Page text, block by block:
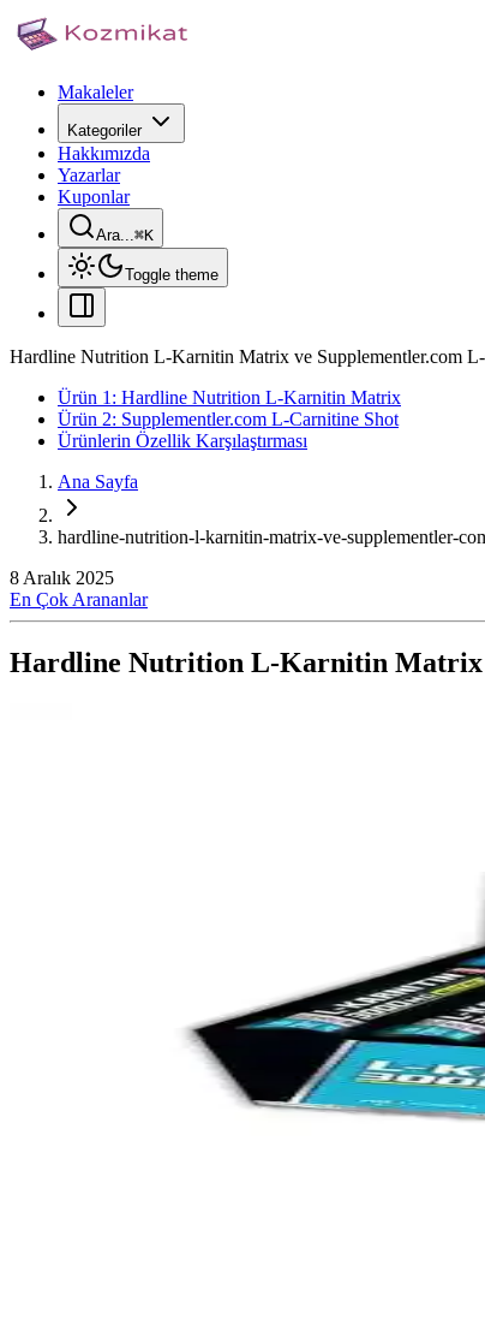
Makaleler
Kategoriler
Hakkımızda
Yazarlar
Kuponlar
Ara...⌘K
Toggle theme
Hardline Nutrition L-Karnitin Matrix ve Supplementler.com L-
Ürün 1: Hardline Nutrition L-Karnitin Matrix
Ürün 2: Supplementler.com L-Carnitine Shot
Ürünlerin Özellik Karşılaştırması
Ana Sayfa
hardline-nutrition-l-karnitin-matrix-ve-supplementler-
8 Aralık 2025
En Çok Arananlar
Hardline Nutrition L-Karnitin Matrix